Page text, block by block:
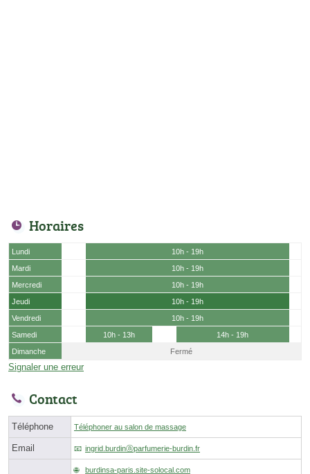
Horaires
Lundi
10h - 19h
Mardi
10h - 19h
Mercredi
10h - 19h
Jeudi
10h - 19h
Vendredi
10h - 19h
Samedi
10h - 13h
14h - 19h
Dimanche
Fermé
Signaler une erreur
Contact
Téléphone Téléphoner au salon de massage
Email ingrid.burdinⓐparfumerie-burdin.fr
burdinsa-paris.site-solocal.com